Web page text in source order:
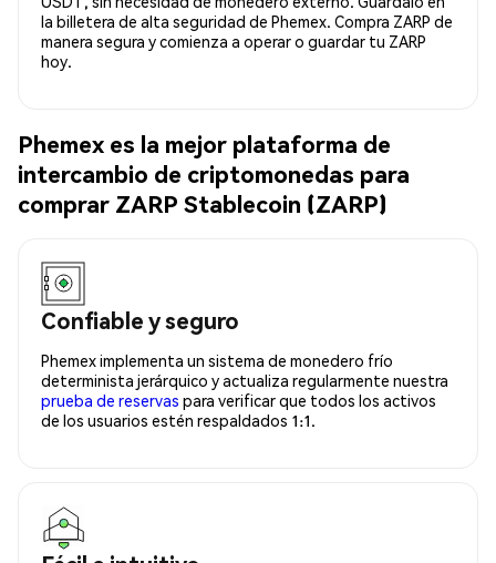
la billetera de alta seguridad de Phemex. Compra ZARP de
manera segura y comienza a operar o guardar tu ZARP
hoy.
Phemex es la mejor plataforma de
intercambio de criptomonedas para
comprar ZARP Stablecoin (ZARP)
Confiable y seguro
Phemex implementa un sistema de monedero frío
determinista jerárquico y actualiza regularmente nuestra
prueba de reservas para verificar que todos los activos
de los usuarios estén respaldados 1:1.